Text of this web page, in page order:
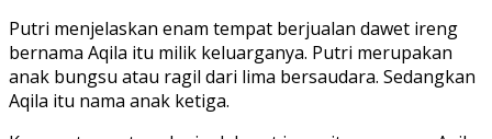
Putri menjelaskan enam tempat berjualan dawet ireng
bernama Aqila itu milik keluarganya. Putri merupakan
anak bungsu atau ragil dari lima bersaudara. Sedangkan
Aqila itu nama anak ketiga.